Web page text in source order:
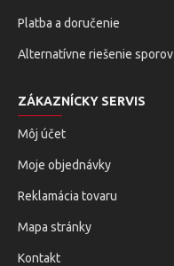
Platba a doručenie
Alternatívne riešenie sporov
ZÁKAZNÍCKY SERVIS
Môj účet
Moje objednávky
Reklamácia tovaru
Mapa stránky
Kontakt